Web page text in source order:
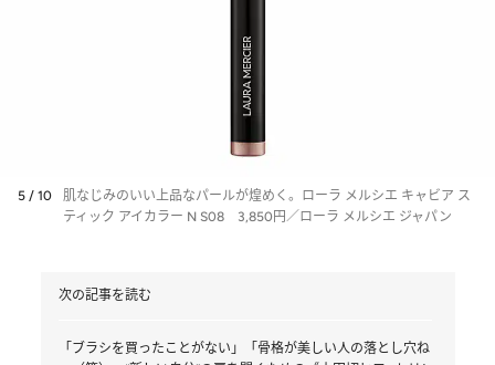
5 / 10
肌なじみのいい上品なパールが煌めく。ローラ メルシエ キャビア ス
ティック アイカラー N S08 3,850円／ローラ メルシエ ジャパン
次の記事を読む
「ブラシを買ったことがない」「骨格が美しい人の落とし穴ね